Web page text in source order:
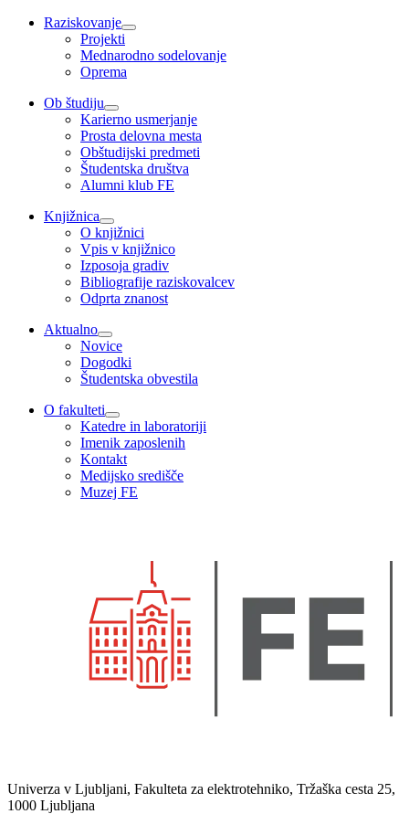
Raziskovanje
Projekti
Mednarodno sodelovanje
Oprema
Ob študiju
Karierno usmerjanje
Prosta delovna mesta
Obštudijski predmeti
Študentska društva
Alumni klub FE
Knjižnica
O knjižnici
Vpis v knjižnico
Izposoja gradiv
Bibliografije raziskovalcev
Odprta znanost
Aktualno
Novice
Dogodki
Študentska obvestila
O fakulteti
Katedre in laboratoriji
Imenik zaposlenih
Kontakt
Medijsko središče
Muzej FE
Univerza v Ljubljani, Fakulteta za elektrotehniko, Tržaška cesta 25,
1000 Ljubljana